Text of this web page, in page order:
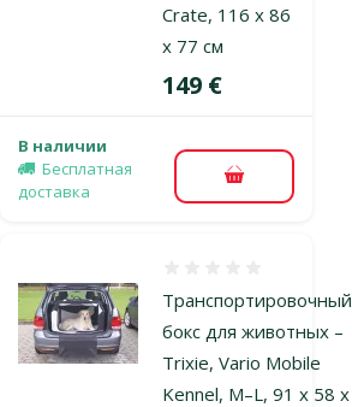
Crate, 116 x 86
x 77 см
Цена
149 €
В наличии
Бесплатная
доставка
В корзину
Транспортировочный
бокс для животных –
Trixie, Vario Mobile
Kennel, M–L, 91 x 58 x